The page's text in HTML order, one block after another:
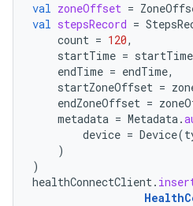
val zoneOffset =
val stepsRecord =
count = 120,
startTime = startTime
endTime = endTime,
startZoneOffset =
endZoneOffset =
metadata = Metadata.
device = Device(
)
)
healthConnectClient.